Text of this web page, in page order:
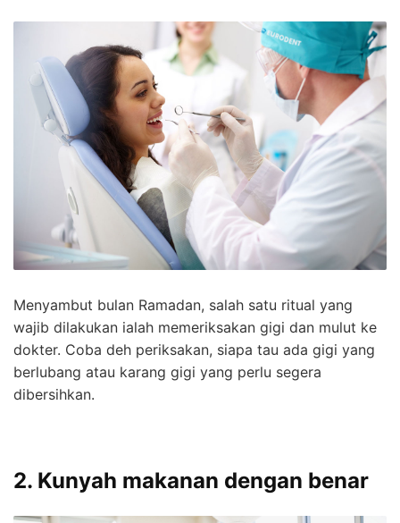
Menyambut bulan Ramadan, salah satu ritual yang
wajib dilakukan ialah memeriksakan gigi dan mulut ke
dokter. Coba deh periksakan, siapa tau ada gigi yang
berlubang atau karang gigi yang perlu segera
dibersihkan.
2. Kunyah makanan dengan benar